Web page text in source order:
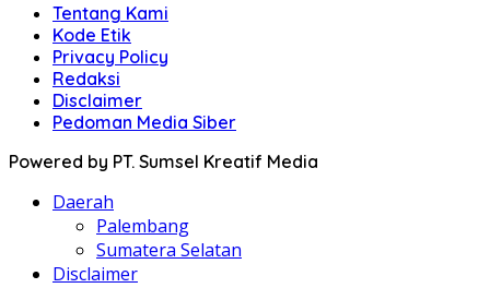
Tentang Kami
Kode Etik
Privacy Policy
Redaksi
Disclaimer
Pedoman Media Siber
Powered by PT. Sumsel Kreatif Media
Daerah
Palembang
Sumatera Selatan
Disclaimer